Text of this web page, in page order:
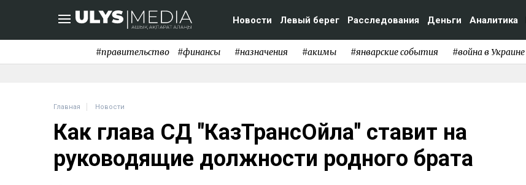
Новости Левый берег Расследования Деньги Аналитика
#правительство #финансы #назначения #акимы #январские события #война в Украине
Главная Новости
Как глава СД "КазТрансОйла" ставит на
руководящие должности родного брата